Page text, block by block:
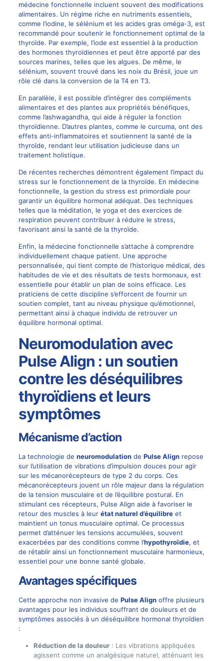
médecine fonctionnelle incluent souvent des modifications
alimentaires. Un régime riche en nutriments essentiels,
comme l’iodine, le sélénium et les acides gras oméga-3, est
recommandé pour soutenir le fonctionnement optimal de la
thyroïde. Par exemple, l’iode est essentiel à la production
des hormones thyroïdiennes et peut être apporté par des
sources marines, telles que les algues. De même, le
sélénium, souvent trouvé dans les noix du Brésil, joue un
rôle clé dans la conversion de la T4 en T3.
En parallèle, il est possible d’intégrer des compléments
alimentaires et des plantes aux propriétés bénéfiques,
comme l’ashwagandha, qui aide à réguler la fonction
thyroïdienne. D’autres plantes, comme le curcuma, ont des
effets anti-inflammatoires et soutiennent la santé de la
thyroïde, rendant leur utilisation judicieuse dans un
traitement holistique.
De récentes recherches démontrent également l’impact du
stress sur le fonctionnement de la thyroïde. En médecine
fonctionnelle, la gestion du stress est primordiale pour
garantir un équilibre hormonal adéquat. Des techniques
telles que la méditation, le yoga et des exercices de
respiration peuvent contribuer à réduire le stress,
favorisant ainsi la santé de la thyroïde.
Enfin, la médecine fonctionnelle s’attache à comprendre
individuellement chaque patient. Une approche
personnalisée, qui tient compte de l’historique médical, des
habitudes de vie et des résultats de tests hormonaux, est
essentielle pour établir un plan de soins efficace. Les
praticiens de cette discipline s’efforcent de fournir un
soutien complet, tant au niveau physique qu’émotionnel,
permettant ainsi à chaque individu de retrouver un
équilibre hormonal optimal.
Neuromodulation avec
Pulse Align : un soutien
contre les déséquilibres
thyroïdiens et leurs
symptômes
Mécanisme d’action
La technologie de neuromodulationde Pulse Alignrepose
sur l’utilisation de vibrations d’impulsion douces pour agir
sur les mécanorécepteurs de type 2 du corps. Ces
mécanorécepteurs jouent un rôle majeur dans la régulation
de la tension musculaire et de l’équilibre postural. En
stimulant ces récepteurs, Pulse Align aide à favoriser le
retour des muscles à leur état naturel d’équilibreet
maintient un tonus musculaire optimal. Ce processus
permet d’atténuer les tensions accumulées, souvent
exacerbées par des conditions comme l’hypothyroïdie, et
de rétablir ainsi un fonctionnement musculaire harmonieux,
essentiel pour une bonne santé globale.
Avantages spécifiques
Cette approche non invasive de Pulse Alignoffre plusieurs
avantages pour les individus souffrant de douleurs et de
symptômes associés à un déséquilibre hormonal thyroïdien
:
Réduction de la douleur: Les vibrations appliquées
agissent comme un analgésique naturel, atténuant les